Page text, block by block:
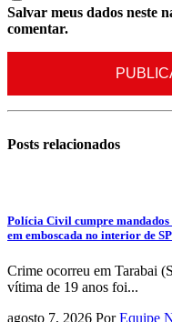
Salvar meus dados neste
comentar.
Posts relacionados
Polícia Civil cumpre mandados
em emboscada no interior de SP
Crime ocorreu em Tarabai
vítima de 19 anos foi...
agosto 7, 2026 Por Equipe